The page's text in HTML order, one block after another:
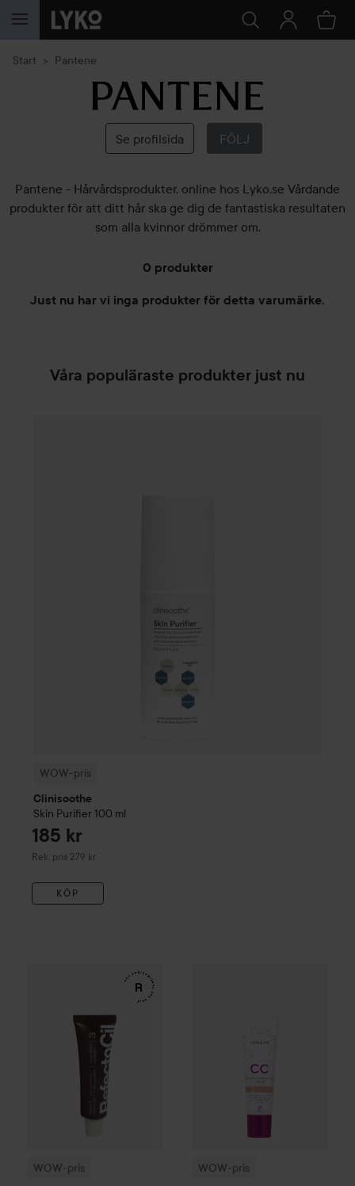
HOPPA TILL INNEHÅLLET
Start Pantene
Pantene
Se profilsida FÖLJ
Pantene - Hårvårdsprodukter. online hos Lyko.se Vårdande
produkter för att ditt hår ska ge dig de fantastiska resultaten
som alla kvinnor drömmer om.
0 produkter
HOPPA TILL FILTRERA
Just nu har vi inga produkter för detta varumärke.
Våra populäraste produkter just nu
WOW-pris
Clinisoothe
Skin Purifier 100 ml
185 kr
Rek. pris 279 kr
Rekommenderat pris 279 kr
KÖP
Skin Purifier
WOW-pris
RefectoCilEyelash & Eyebrow Tint
WOW-pris